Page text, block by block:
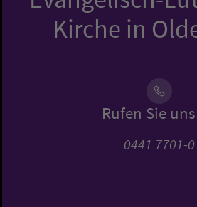
Kirche in
Rufen Sie
0441 7701-0